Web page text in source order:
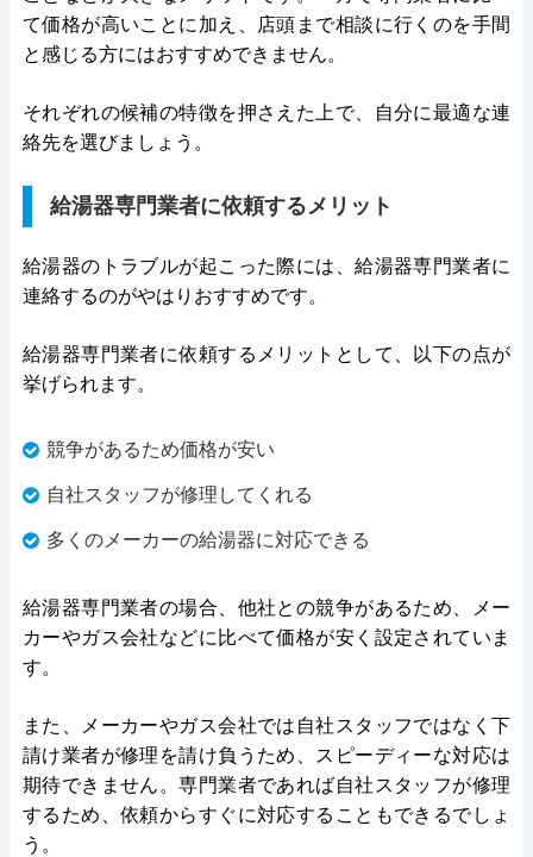
て価格が高いことに加え、店頭まで相談に行くのを手間
と感じる方にはおすすめできません。
それぞれの候補の特徴を押さえた上で、自分に最適な連
絡先を選びましょう。
給湯器専門業者に依頼するメリット
給湯器のトラブルが起こった際には、給湯器専門業者に
連絡するのがやはりおすすめです。
給湯器専門業者に依頼するメリットとして、以下の点が
挙げられます。
競争があるため価格が安い
自社スタッフが修理してくれる
多くのメーカーの給湯器に対応できる
給湯器専門業者の場合、他社との競争があるため、メー
カーやガス会社などに比べて価格が安く設定されていま
す。
また、メーカーやガス会社では自社スタッフではなく下
請け業者が修理を請け負うため、スピーディーな対応は
期待できません。専門業者であれば自社スタッフが修理
するため、依頼からすぐに対応することもできるでしょ
う。